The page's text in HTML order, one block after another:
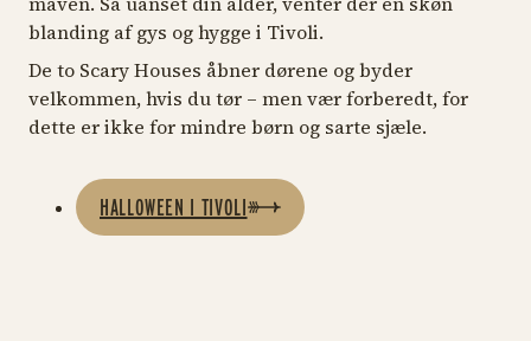
blanding af gys og hygge i Tivoli.
De to Scary Houses åbner dørene og byder
velkommen, hvis du tør – men vær forberedt, for
dette er ikke for mindre børn og sarte sjæle.
HALLOWEEN I TIVOLI